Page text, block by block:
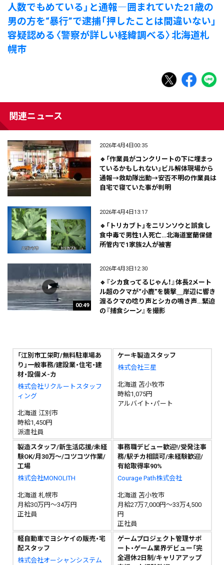
人数でもめている」と通報―囲まれていた21歳の
男の方を“暴行”で逮捕「押したことは間違いない」
容疑認める〈警察が詳しい経緯調べる〉北海道札
幌市
関連ニュース
2026年4月4日00:35
🔹「作業員がコンクリートの下に埋まっ
ているかもしれない」ビル解体現場から
通報→救助隊出動→安否不明の作業員は
自宅で寝ていた事が判明
2026年4月4日13:17
🔹「トリカブト」をニリンソウと誤食し
食中毒で男性1人死亡…北海道室蘭保健
所管内で1家族2人が被害
00:49
2026年4月3日12:30
🔹『シカ食ってるじゃん！』体長2メート
ル超のクマが“小鹿"を襲撃＿岸辺に響き
渡るクマの唸り声とシカの鳴き声…緊迫
の『捕食シーン』を撮影
「江別市工栄町/無料駐車場あ
り」一般事務/建設業・住宅・建
材・設備メ-カ
株式会社リクルートスタッフ
ィング
北海道 江別市
時給1,450円
派遣社員
ケーキ製造スタッフ
株式会社三星
北海道 苫小牧市
時給1,075円
アルバイト・パート
製造スタッフ/新生活応援/未経
験OK/月30万～/コツコツ作業/
工場
株式会社MONOLITH
北海道 札幌市
月給30万円～34万円
正社員
事務職デビュー歓迎!/受発注事
務/駅チカ相談可/未経験歓迎/
有給取得率90%
Courage Path株式会社
北海道 苫小牧市
月給27万7,000円～33万4,500
円
正社員
軽自動車でヨシケイの販売・宅
配スタッフ
株式会社オーシャンシステム
ゲームプロジェクト管理サポ
ート・ゲーム業界デビュー「完
全週休2日制/キャリアアップ